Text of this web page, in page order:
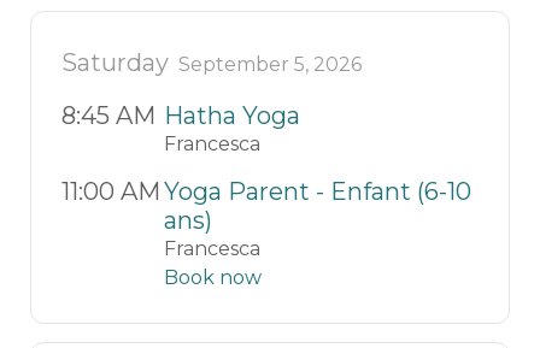
Saturday September 5, 2026
8:45 AM Hatha Yoga
Francesca
11:00 AM Yoga Parent - Enfant (6-10
ans)
Francesca
Book now